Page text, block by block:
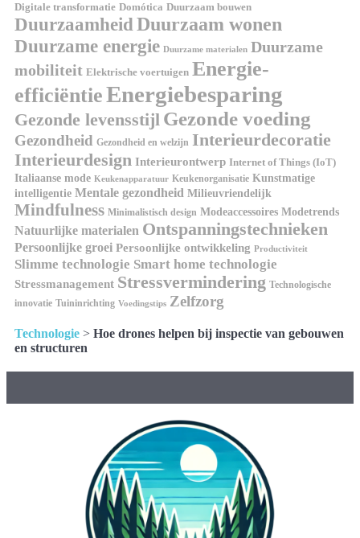
Digitale transformatie Domótica Duurzaam bouwen
DuurzaamheidDuurzaam wonen
Duurzame energie Duurzame materialen Duurzame
mobiliteit Elektrische voertuigen Energie-
efficiëntieEnergiebesparing
Gezonde levensstijl Gezonde voeding
Gezondheid Gezondheid en welzijn Interieurdecoratie
Interieurdesign Interieurontwerp Internet of Things (IoT)
Italiaanse mode Keukenapparatuur Keukenorganisatie Kunstmatige
intelligentie Mentale gezondheid Milieuvriendelijk
Mindfulness Minimalistisch design Modeaccessoires Modetrends
Natuurlijke materialen Ontspanningstechnieken
Persoonlijke groei Persoonlijke ontwikkeling Productiviteit
Slimme technologie Smart home technologie
Stressmanagement Stressvermindering Technologische
innovatie Tuininrichting Voedingstips Zelfzorg
Technologie > Hoe drones helpen bij inspectie van gebouwen
en structuren